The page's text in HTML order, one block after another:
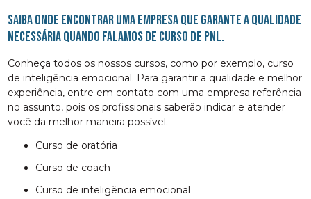
Saiba onde encontrar uma empresa que garante a qualidade
necessária quando falamos de curso de pnl.
Conheça todos os nossos cursos, como por exemplo, curso
de inteligência emocional. Para garantir a qualidade e melhor
experiência, entre em contato com uma empresa referência
no assunto, pois os profissionais saberão indicar e atender
você da melhor maneira possível.
curso de oratória
curso de coach
curso de inteligência emocional